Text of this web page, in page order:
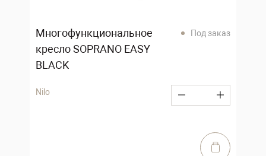
Многофункциональное
кресло SOPRANO EASY
BLACK
Под заказ
Nilo